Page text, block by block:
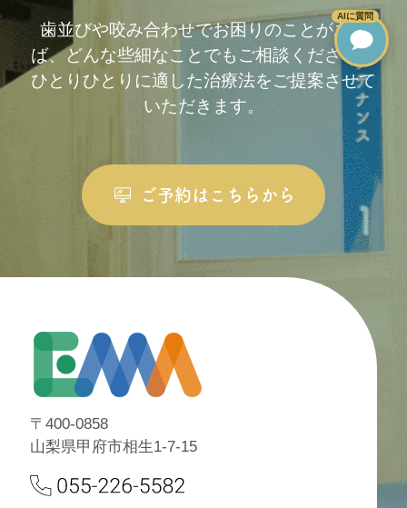
歯並びや咬み合わせでお困りのことがあれ
ば、どんな些細なことでもご相談ください。
ひとりひとりに適した治療法をご提案させて
いただきます。
ご予約はこちらから
〒400-0858
山梨県甲府市相生1-7-15
AIに質問